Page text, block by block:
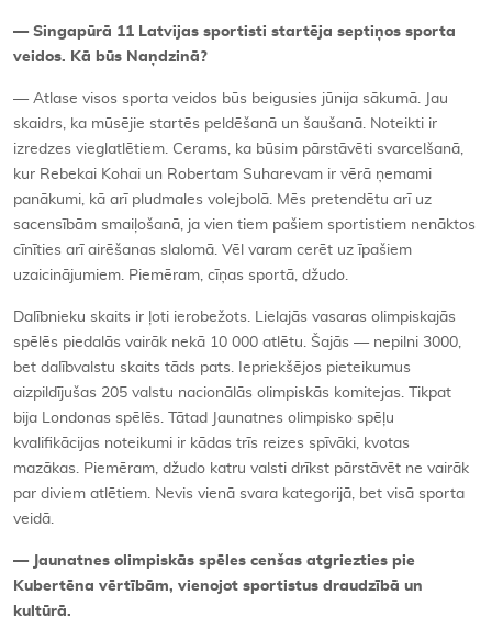
— Singapūrā 11 Latvijas sportisti startēja septiņos sporta
veidos. Kā būs Naņdzinā?
— Atlase visos sporta veidos būs beigusies jūnija sākumā. Jau
skaidrs, ka mūsējie startēs peldēšanā un šaušanā. Noteikti ir
izredzes vieglatlētiem. Cerams, ka būsim pārstāvēti svarcelšanā,
kur Rebekai Kohai un Robertam Suharevam ir vērā ņemami
panākumi, kā arī pludmales volejbolā. Mēs pretendētu arī uz
sacensībām smaiļošanā, ja vien tiem pašiem sportistiem nenāktos
cīnīties arī airēšanas slalomā. Vēl varam cerēt uz īpašiem
uzaicinājumiem. Piemēram, cīņas sportā, džudo.
Dalībnieku skaits ir ļoti ierobežots. Lielajās vasaras olimpiskajās
spēlēs piedalās vairāk nekā 10 000 atlētu. Šajās — nepilni 3000,
bet dalībvalstu skaits tāds pats. Iepriekšējos pieteikumus
aizpildījušas 205 valstu nacionālās olimpiskās komitejas. Tikpat
bija Londonas spēlēs. Tātad Jaunatnes olimpisko spēļu
kvalifikācijas noteikumi ir kādas trīs reizes spīvāki, kvotas
mazākas. Piemēram, džudo katru valsti drīkst pārstāvēt ne vairāk
par diviem atlētiem. Nevis vienā svara kategorijā, bet visā sporta
veidā.
— Jaunatnes olimpiskās spēles cenšas atgriezties pie
Kubertēna vērtībām, vienojot sportistus draudzībā un
kultūrā.